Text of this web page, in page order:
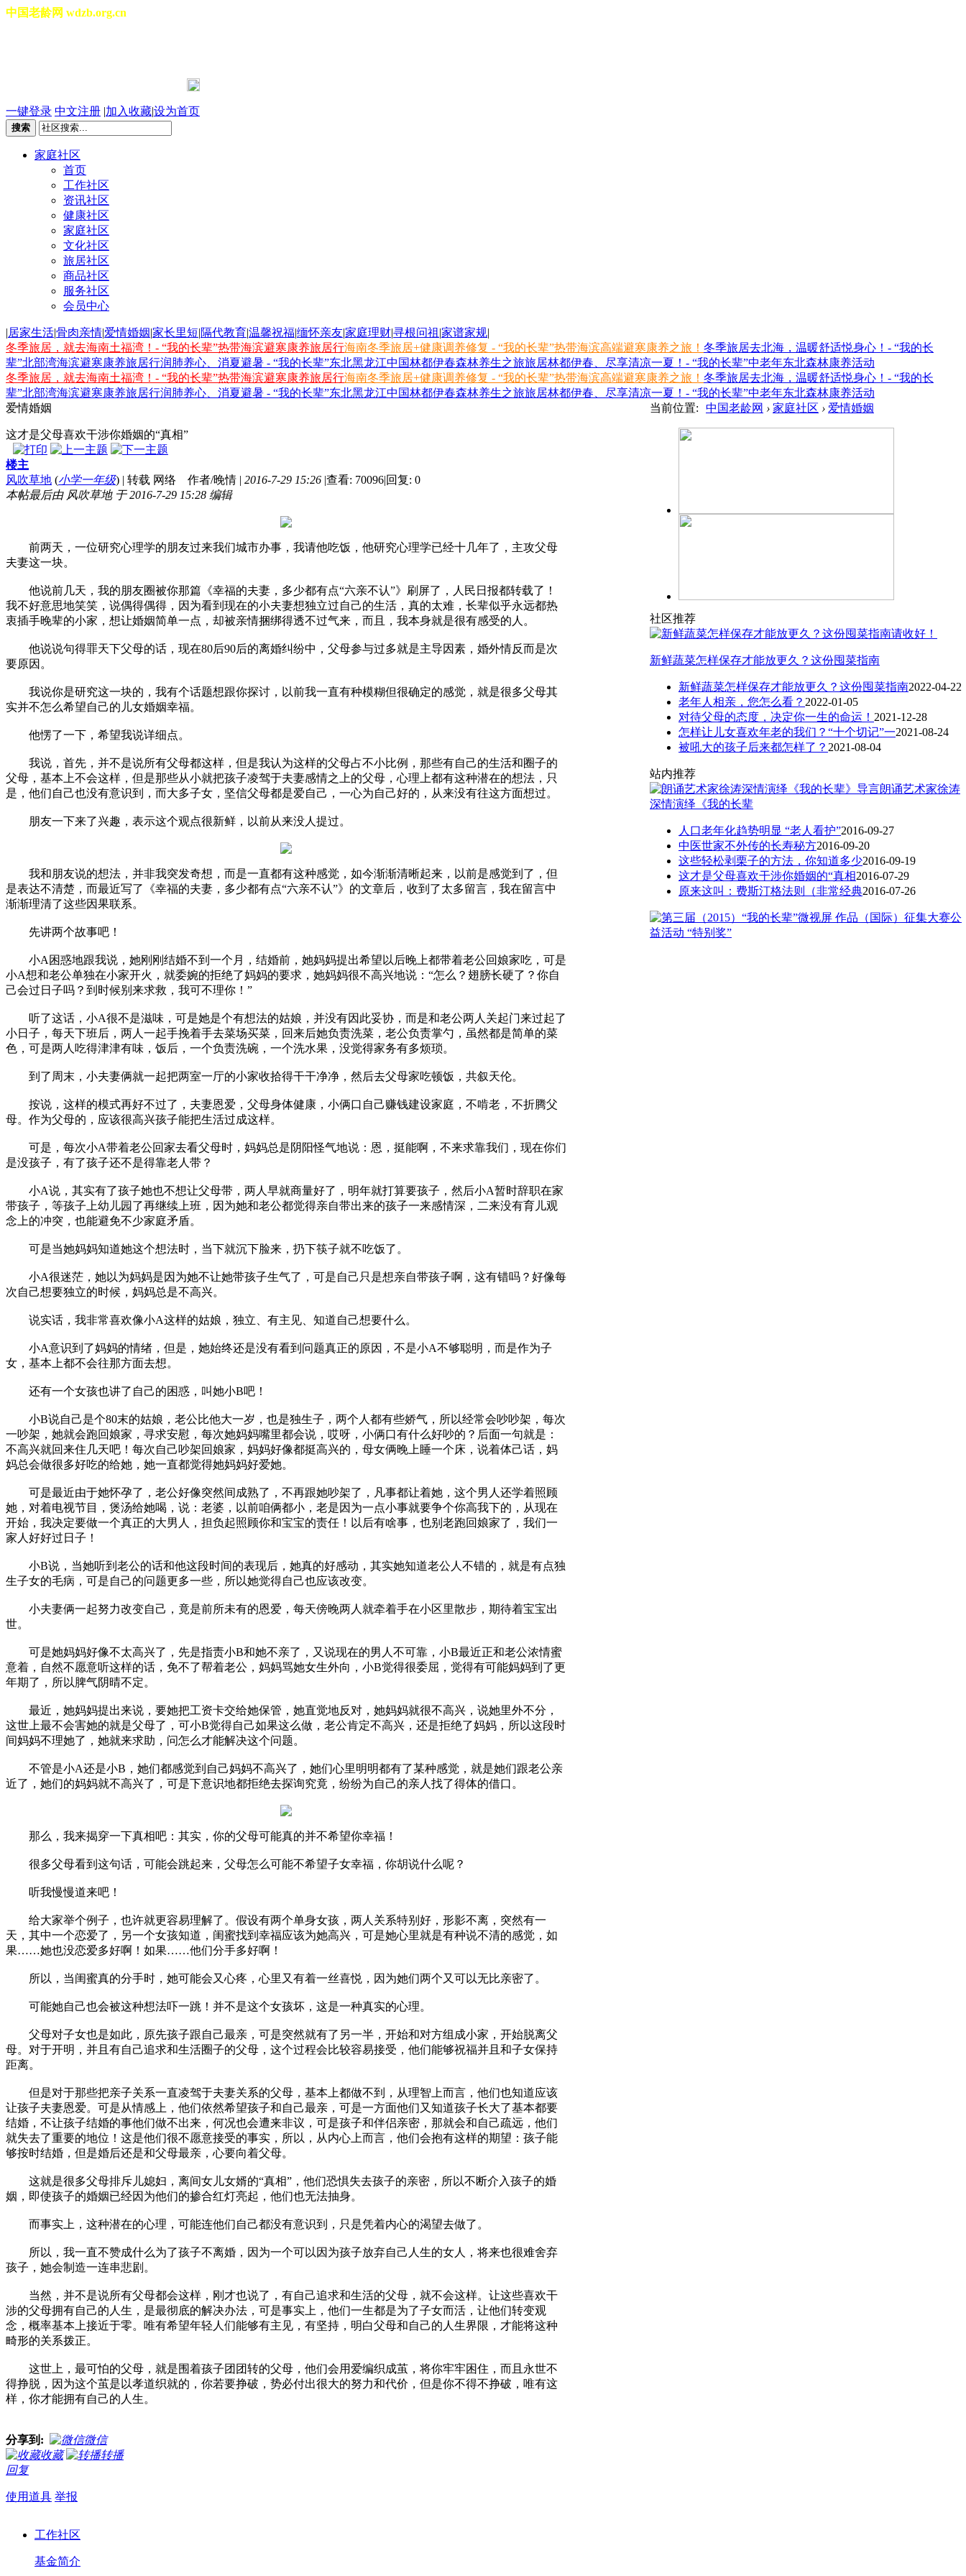
中国老龄网 wdzb.org.cn
一键登录 中文注册 |加入收藏|设为首页
搜索
家庭社区
首页
工作社区
资讯社区
健康社区
家庭社区
文化社区
旅居社区
商品社区
服务社区
会员中心
|居家生活|骨肉亲情|爱情婚姻|家长里短|隔代教育|温馨祝福|缅怀亲友|家庭理财|寻根问祖 |家谱家规|
冬季旅居，就去海南土福湾！- “我的长辈”热带海滨避寒康养旅居行海南冬季旅居+健康调养修复 - “我的长辈”热带海滨高端避寒康养之旅！ 冬季旅居去北海，温暖舒适悦身心！- “我的长
辈”北部湾海滨避寒康养旅居行润肺养心、消夏避暑 - “我的长辈”东北黑龙江中国林都伊春森林养生之旅旅居林都伊春、尽享清凉一夏！- “我的长辈”中老年东北森林康养活动
冬季旅居，就去海南土福湾！- “我的长辈”热带海滨避寒康养旅居行海南冬季旅居+健康调养修复 - “我的长辈”热带海滨高端避寒康养之旅！ 冬季旅居去北海，温暖舒适悦身心！- “我的长
辈”北部湾海滨避寒康养旅居行润肺养心、消夏避暑 - “我的长辈”东北黑龙江中国林都伊春森林养生之旅旅居林都伊春、尽享清凉一夏！- “我的长辈”中老年东北森林康养活动
爱情婚姻
这才是父母喜欢干涉你婚姻的“真相”
楼主
风吹草地 (小学一年级) | 转载 网络 作者/晚情 | 2016-7-29 15:26 |查看: 70096|回复: 0
本帖最后由 风吹草地 于 2016-7-29 15:28 编辑
前两天，一位研究心理学的朋友过来我们城市办事，我请他吃饭，他研究心理学已经十几年了，主攻父母
夫妻这一块。
他说前几天，我的朋友圈被你那篇《幸福的夫妻，多少都有点“六亲不认”》刷屏了，人民日报都转载了！
我不好意思地笑笑，说偶得偶得，因为看到现在的小夫妻想独立过自己的生活，真的太难，长辈似乎永远都热
衷插手晚辈的小家，想让婚姻简单一点，却被亲情捆绑得透不过气来，而且，我本身就是很有感受的人。
他说说句得罪天下父母的话，现在80后90后的离婚纠纷中，父母参与过多就是主导因素，婚外情反而是次
要原因。
我说你是研究这一块的，我有个话题想跟你探讨，以前我一直有种模糊但很确定的感觉，就是很多父母其
实并不怎么希望自己的儿女婚姻幸福。
他愣了一下，希望我说详细点。
我说，首先，并不是说所有父母都这样，但是我认为这样的父母占不小比例，那些有自己的生活和圈子的
父母，基本上不会这样，但是那些从小就把孩子凌驾于夫妻感情之上的父母，心理上都有这种潜在的想法，只
是，他们自己也没有意识到，而大多子女，坚信父母都是爱自己，一心为自己好的，从来没有往这方面想过。
朋友一下来了兴趣，表示这个观点很新鲜，以前从来没人提过。
我和朋友说的想法，并非我突发奇想，而是一直都有这种感觉，如今渐渐清晰起来，以前是感觉到了，但
是表达不清楚，而最近写了《幸福的夫妻，多少都有点“六亲不认”》的文章后，收到了太多留言，我在留言中
渐渐理清了这些因果联系。
先讲两个故事吧！
小A困惑地跟我说，她刚刚结婚不到一个月，结婚前，她妈妈提出希望以后晚上都带着老公回娘家吃，可是
小A想和老公单独在小家开火，就委婉的拒绝了妈妈的要求，她妈妈很不高兴地说：“怎么？翅膀长硬了？你自
己会过日子吗？到时候别来求救，我可不理你！”
听了这话，小A很不是滋味，可是她是个有想法的姑娘，并没有因此妥协，而是和老公两人关起门来过起了
小日子，每天下班后，两人一起手挽着手去菜场买菜，回来后她负责洗菜，老公负责掌勺，虽然都是简单的菜
色，可是两人吃得津津有味，饭后，一个负责洗碗，一个洗水果，没觉得家务有多烦琐。
到了周末，小夫妻俩就一起把两室一厅的小家收拾得干干净净，然后去父母家吃顿饭，共叙天伦。
按说，这样的模式再好不过了，夫妻恩爱，父母身体健康，小俩口自己赚钱建设家庭，不啃老，不折腾父
母。作为父母的，应该很高兴孩子能把生活过成这样。
可是，每次小A带着老公回家去看父母时，妈妈总是阴阳怪气地说：恩，挺能啊，不来求靠我们，现在你们
是没孩子，有了孩子还不是得靠老人带？
小A说，其实有了孩子她也不想让父母带，两人早就商量好了，明年就打算要孩子，然后小A暂时辞职在家
带孩子，等孩子上幼儿园了再继续上班，因为她和老公都觉得亲自带出来的孩子一来感情深，二来没有育儿观
念上的冲突，也能避免不少家庭矛盾。
可是当她妈妈知道她这个想法时，当下就沉下脸来，扔下筷子就不吃饭了。
小A很迷茫，她以为妈妈是因为她不让她带孩子生气了，可是自己只是想亲自带孩子啊，这有错吗？好像每
次自己想要独立的时候，妈妈总是不高兴。
说实话，我非常喜欢像小A这样的姑娘，独立、有主见、知道自己想要什么。
小A意识到了妈妈的情绪，但是，她始终还是没有看到问题真正的原因，不是小A不够聪明，而是作为子
女，基本上都不会往那方面去想。
还有一个女孩也讲了自己的困惑，叫她小B吧！
小B说自己是个80末的姑娘，老公比他大一岁，也是独生子，两个人都有些娇气，所以经常会吵吵架，每次
一吵架，她就会跑回娘家，寻求安慰，每次她妈妈嘴里都会说，哎呀，小俩口有什么好吵的？后面一句就是：
不高兴就回来住几天吧！每次自己吵架回娘家，妈妈好像都挺高兴的，母女俩晚上睡一个床，说着体己话，妈
妈总会做很多好吃的给她，她一直都觉得她妈妈好爱她。
可是最近由于她怀孕了，老公好像突然间成熟了，不再跟她吵架了，凡事都让着她，这个男人还学着照顾
她，对着电视节目，煲汤给她喝，说：老婆，以前咱俩都小，老是因为一点小事就要争个你高我下的，从现在
开始，我决定要做一个真正的大男人，担负起照顾你和宝宝的责任！以后有啥事，也别老跑回娘家了，我们一
家人好好过日子！
小B说，当她听到老公的话和他这段时间的表现后，她真的好感动，其实她知道老公人不错的，就是有点独
生子女的毛病，可是自己的问题更多一些，所以她觉得自己也应该改变。
小夫妻俩一起努力改变自己，竟是前所未有的恩爱，每天傍晚两人就牵着手在小区里散步，期待着宝宝出
世。
可是她妈妈好像不太高兴了，先是指责小B和她不亲了，又说现在的男人不可靠，小B最近正和老公浓情蜜
意着，自然不愿意听这样的话，免不了帮着老公，妈妈骂她女生外向，小B觉得很委屈，觉得有可能妈妈到了更
年期了，所以脾气阴晴不定。
最近，她妈妈提出来说，要她把工资卡交给她保管，她直觉地反对，她妈妈就很不高兴，说她里外不分，
这世上最不会害她的就是父母了，可小B觉得自己如果这么做，老公肯定不高兴，还是拒绝了妈妈，所以这段时
间妈妈不理她了，她就来求助，问怎么才能解决这个问题。
不管是小A还是小B，她们都感觉到自己妈妈不高兴了，她们心里明明都有了某种感觉，就是她们跟老公亲
近了，她们的妈妈就不高兴了，可是下意识地都拒绝去探询究竟，纷纷为自己的亲人找了得体的借口。
那么，我来揭穿一下真相吧：其实，你的父母可能真的并不希望你幸福！
很多父母看到这句话，可能会跳起来，父母怎么可能不希望子女幸福，你胡说什么呢？
听我慢慢道来吧！
给大家举个例子，也许就更容易理解了。假设有两个单身女孩，两人关系特别好，形影不离，突然有一
天，其中一个恋爱了，另一个女孩知道，闺蜜找到幸福应该为她高兴，可是她心里就是有种说不清的感觉，如
果……她也没恋爱多好啊！如果……他们分手多好啊！
所以，当闺蜜真的分手时，她可能会又心疼，心里又有着一丝喜悦，因为她们两个又可以无比亲密了。
可能她自己也会被这种想法吓一跳！并不是这个女孩坏，这是一种真实的心理。
父母对子女也是如此，原先孩子跟自己最亲，可是突然就有了另一半，开始和对方组成小家，开始脱离父
母。对于开明，并且有自己追求和生活圈子的父母，这个过程会比较容易接受，他们能够祝福并且和子女保持
距离。
但是对于那些把亲子关系一直凌驾于夫妻关系的父母，基本上都做不到，从理智上而言，他们也知道应该
让孩子夫妻恩爱。可是从情感上，他们依然希望孩子和自己最亲，可是一方面他们又知道孩子长大了基本都要
结婚，不让孩子结婚的事他们做不出来，何况也会遭来非议，可是孩子和伴侣亲密，那就会和自己疏远，他们
就失去了重要的地位！这是他们很不愿意接受的事实，所以，从内心上而言，他们会抱有这样的期望：孩子能
够按时结婚，但是婚后还是和父母最亲，心要向着父母。
这就是很多父母排斥儿媳妇，离间女儿女婿的“真相”，他们恐惧失去孩子的亲密，所以不断介入孩子的婚
姻，即使孩子的婚姻已经因为他们的掺合红灯亮起，他们也无法抽身。
而事实上，这种潜在的心理，可能连他们自己都没有意识到，只是凭着内心的渴望去做了。
所以，我一直不赞成什么为了孩子不离婚，因为一个可以因为孩子放弃自己人生的女人，将来也很难舍弃
孩子，她会制造一连串悲剧。
当然，并不是说所有父母都会这样，刚才也说了，有自己追求和生活的父母，就不会这样。让这些喜欢干
涉的父母拥有自己的人生，是最彻底的解决办法，可是事实上，他们一生都是为了子女而活，让他们转变观
念，概率基本上接近于零。唯有希望年轻人们能够有主见，有坚持，明白父母和自己的人生界限，才能将这种
畸形的关系拨正。
这世上，最可怕的父母，就是围着孩子团团转的父母，他们会用爱编织成茧，将你牢牢困住，而且永世不
得挣脱，因为这个茧是以孝道织就的，你若要挣破，势必付出很大的努力和代价，但是你不得不挣破，唯有这
样，你才能拥有自己的人生。
分享到:
微信
收藏
转播
回复
使用道具 举报
当前位置: 中国老龄网 › 家庭社区 › 爱情婚姻
社区推荐
新鲜蔬菜怎样保存才能放更久？这份囤菜指南
新鲜蔬菜怎样保存才能放更久？这份囤菜指南2022-04-22
老年人相亲，您怎么看？ 2022-01-05
对待父母的态度，决定你一生的命运！ 2021-12-28
怎样让儿女喜欢年老的我们？“十个切记”一2021-08-24
被吼大的孩子后来都怎样了？ 2021-08-04
站内推荐
朗诵艺术家徐涛
深情演绎《我的长辈
人口老年化趋势明显 “老人看护”2016-09-27
中医世家不外传的长寿秘方2016-09-20
这些轻松剥栗子的方法，你知道多少2016-09-19
这才是父母喜欢干涉你婚姻的“真相2016-07-29
原来这叫：费斯汀格法则（非常经典2016-07-26
工作社区
基金简介